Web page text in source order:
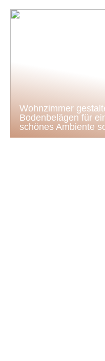
Wohnzimmer
Bodenbelägen für
schönes Ambiente